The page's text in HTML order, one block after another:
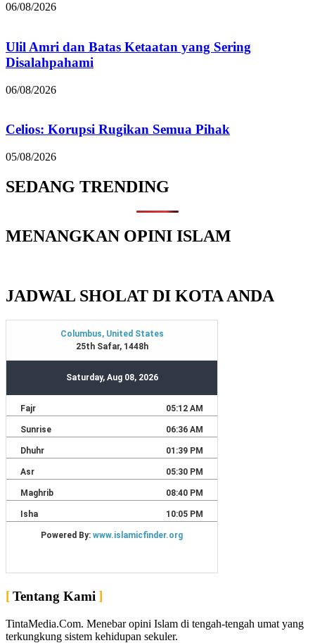
06/08/2026
Ulil Amri dan Batas Ketaatan yang Sering
Disalahpahami
06/08/2026
Celios: Korupsi Rugikan Semua Pihak
05/08/2026
SEDANG TRENDING
MENANGKAN OPINI ISLAM
JADWAL SHOLAT DI KOTA ANDA
Tentang Kami
TintaMedia.Com. Menebar opini Islam di tengah-tengah umat yang
terkungkung sistem kehidupan sekuler.